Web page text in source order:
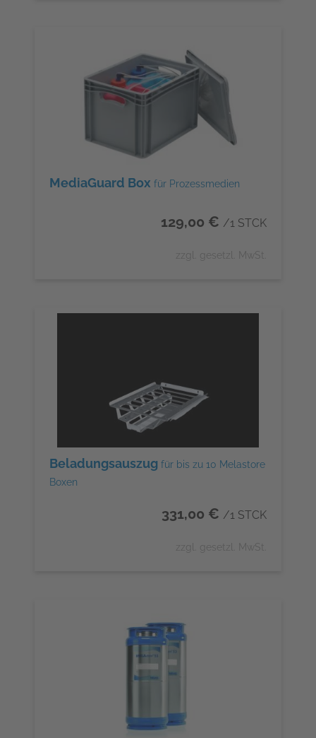
MediaGuard Box für Prozessmedien
129,00 € /1 STCK
zzgl. gesetzl. MwSt.
Beladungsauszug für bis zu 10 Melastore
Boxen
331,00 € /1 STCK
zzgl. gesetzl. MwSt.